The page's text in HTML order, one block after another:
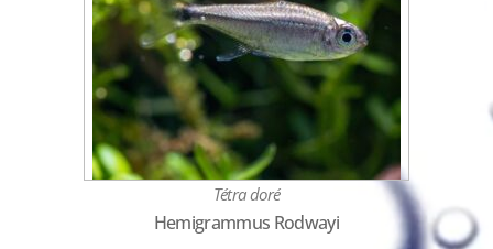
Tétra doré
Hemigrammus Rodwayi